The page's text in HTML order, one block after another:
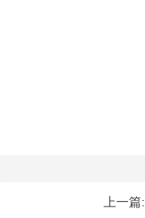
上一篇: